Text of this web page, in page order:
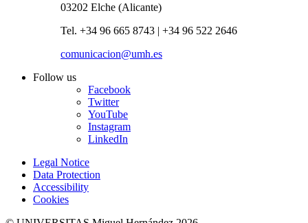
03202 Elche (Alicante)
Tel. +34 96 665 8743 | +34 96 522 2646
comunicacion@umh.es
Follow us
Facebook
Twitter
YouTube
Instagram
LinkedIn
Legal Notice
Data Protection
Accessibility
Cookies